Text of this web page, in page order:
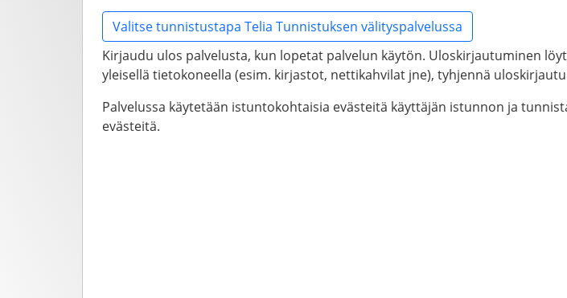
Valitse tunnistustapa Telia Tunnistuksen välityspalvelussa
Kirjaudu ulos palvelusta, kun lopetat palvelun käytön. Uloskirjautuminen
yleisellä tietokoneella (esim. kirjastot, nettikahvilat jne), tyhjennä
Palvelussa käytetään istuntokohtaisia evästeitä käyttäjän istunnon ja
evästeitä.